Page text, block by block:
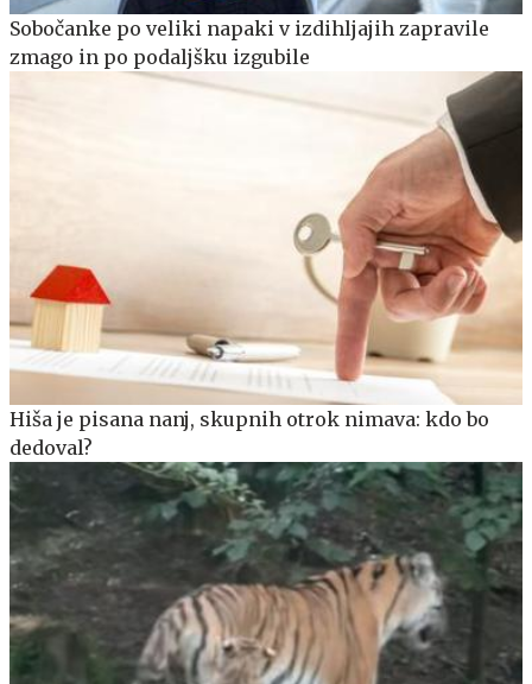
Sobočanke po veliki napaki v izdihljajih zapravile
zmago in po podaljšku izgubile
Hiša je pisana nanj, skupnih otrok nimava: kdo bo
dedoval?